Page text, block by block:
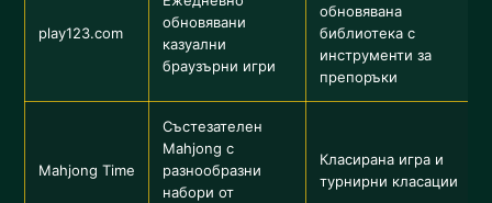
play123.com
обновявани
казуални
браузърни игри
обновявана
библиотека с
инструменти за
препоръки
Mahjong Time
Състезателен
Mahjong с
разнообразни
набори от
Класирана игра и
турнирни класации